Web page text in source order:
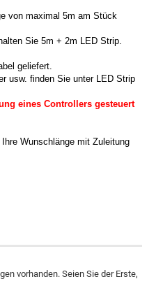
von maximal 5m am Stück
Sie 5m + 2m LED Strip.
geliefert.
usw. finden Sie unter LED Strip
eines Controllers gesteuert
Wunschlänge mit Zuleitung
vorhanden. Seien Sie der Erste,